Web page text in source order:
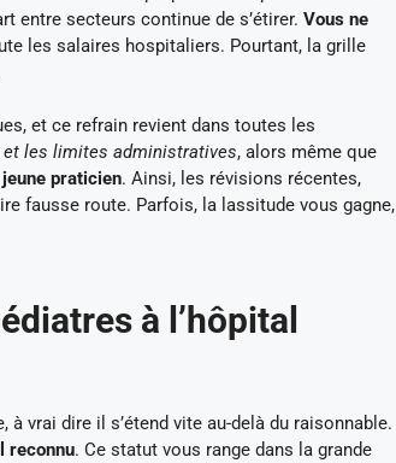
entre secteurs continue de s’étirer. Vous ne
les salaires hospitaliers. Pourtant, la grille
et ce refrain revient dans toutes les
et les limites administratives, alors même que
praticien. Ainsi, les révisions récentes,
fausse route. Parfois, la lassitude vous gagne,
à l’hôpital
vrai dire il s’étend vite au-delà du raisonnable.
reconnu. Ce statut vous range dans la grande